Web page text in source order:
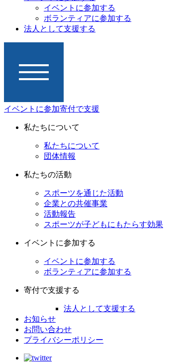
イベントに参加する
ボランティアに参加する
法人として支援する
イベントに参加寄付で支援
私たちについて
私たちについて
団体情報
私たちの活動
スポーツを通じた活動
企業との共催事業
活動報告
スポーツが子どもにもたらす効果
イベントに参加する
イベントに参加する
ボランティアに参加する
寄付で支援する
法人として支援する
お知らせ
お問い合わせ
プライバシーポリシー